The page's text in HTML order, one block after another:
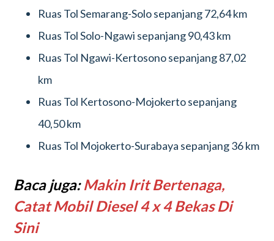
Ruas Tol Semarang-Solo sepanjang 72,64 km
Ruas Tol Solo-Ngawi sepanjang 90,43 km
Ruas Tol Ngawi-Kertosono sepanjang 87,02
km
Ruas Tol Kertosono-Mojokerto sepanjang
40,50 km
Ruas Tol Mojokerto-Surabaya sepanjang 36 km
Baca juga:Makin Irit Bertenaga,
Catat Mobil Diesel 4 x 4 Bekas Di
Sini